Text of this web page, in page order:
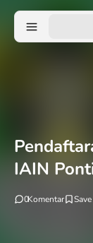
IAIN
0Komentar